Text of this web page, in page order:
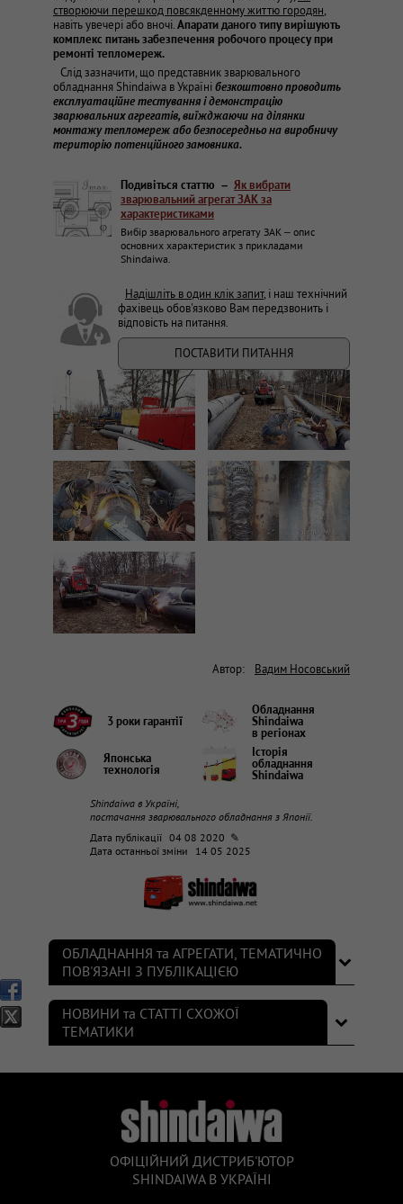
створюючи перешкод повсякденному життю городян,
навіть увечері або вночі.Апарати даного типу вирішують
комплекс питань забезпечення робочого процесу при
ремонті тепломереж.
Слід зазначити, що представник зварювального
обладнання Shindaiwa в Українібезкоштовно проводить
експлуатаційне тестування і демонстрацію
зварювальних агрегатів, виїжджаючи на ділянки
монтажу тепломереж або безпосередньо на виробничу
територію потенційного замовника.
Подивіться статтю – Як вибрати
зварювальний агрегат ЗАК за
характеристиками
Вибір зварювального агрегату ЗАК – опис
основних характеристик з прикладами
Shindaiwa.
Надішліть в один клік запит, і наш технічний
фахівець обов'язково Вам передзвонить і
відповість на питання.
ПОСТАВИТИ ПИТАННЯ
Автор: Вадим Носовський
3 роки гарантії
Обладнання
Shindaiwa
в регіонах
Японська
технологія
Історія
обладнання
Shindaiwa
Shindaiwa в Україні,
постачання зварювального обладнання з Японії.
Дата публікації 04 08 2020 ✎
Дата останньої зміни
14 05 2025
ОБЛАДНАННЯ та АГРЕГАТИ, ТЕМАТИЧНО
ПОВ'ЯЗАНІ З ПУБЛІКАЦІЄЮ
НОВИНИ та СТАТТІ СХОЖОЇ
ТЕМАТИКИ
ОФІЦІЙНИЙ ДИСТРИБ'ЮТОР
SHINDAIWA В УКРАЇНІ